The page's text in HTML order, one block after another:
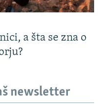
a šta se zna o
newsletter